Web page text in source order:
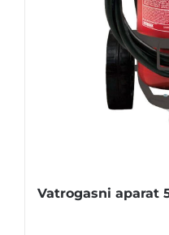
Vatrogasni aparat